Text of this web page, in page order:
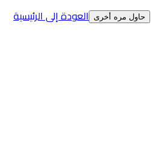
حاول مره أخرى العودة إلى الرئيسية